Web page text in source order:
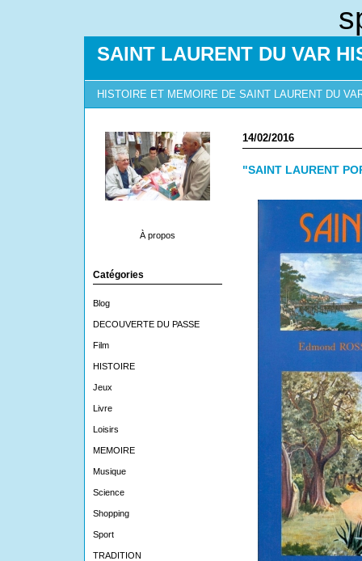
SAINT LAURENT DU VAR
HISTOIRE ET MEMOIRE DE SAINT LAURENT DU
À propos
Catégories
Blog
DECOUVERTE DU PASSE
Film
HISTOIRE
Jeux
Livre
Loisirs
MEMOIRE
Musique
Science
Shopping
Sport
TRADITION
14/02/2016
"SAINT LAURENT